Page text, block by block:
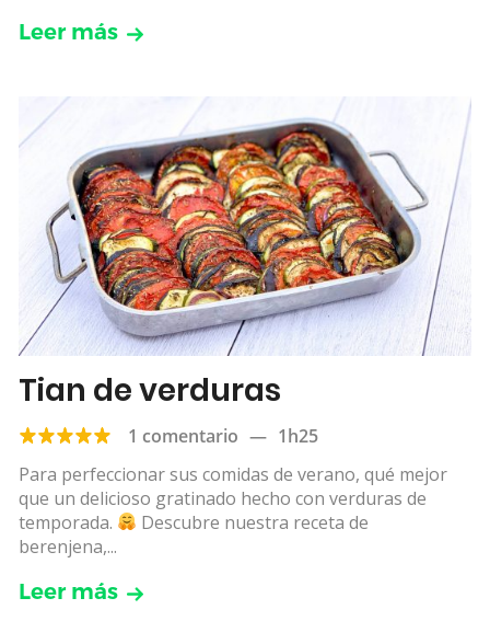
Leer más
Tian de verduras
1 comentario — 1h25
Para perfeccionar sus comidas de verano, qué mejor
que un delicioso gratinado hecho con verduras de
temporada.
Descubre nuestra receta de
berenjena,...
Leer más